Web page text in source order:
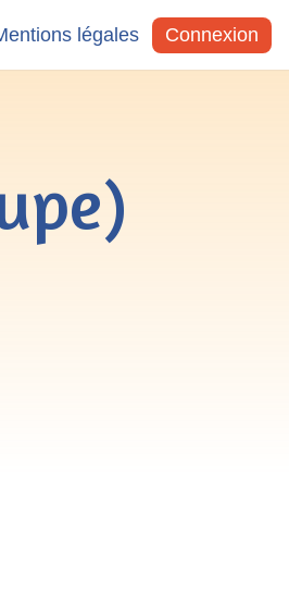
légales Connexion